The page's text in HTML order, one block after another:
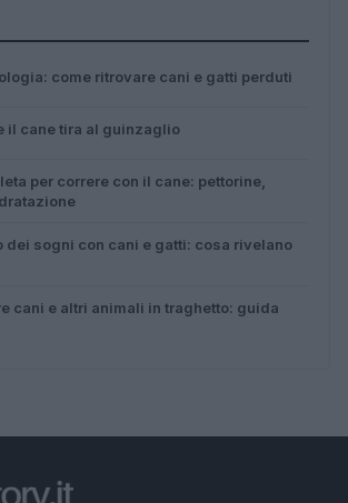
come ritrovare cani e gatti perduti
il cane tira al guinzaglio
per correre con il cane: pettorine,
dei sogni con cani e gatti: cosa rivelano
cani e altri animali in traghetto: guida